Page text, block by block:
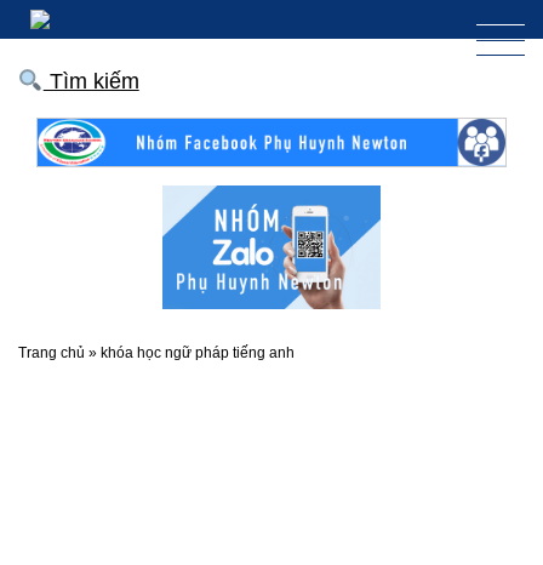
Tìm kiếm
Trang chủ » khóa học ngữ pháp tiếng anh